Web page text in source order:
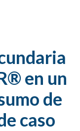
en un
de
caso